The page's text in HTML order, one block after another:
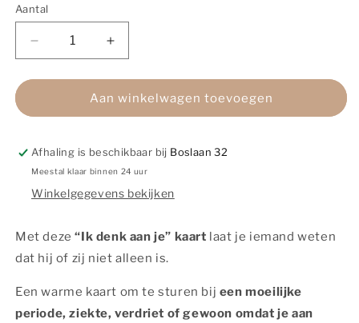
Aantal
Aantal
Aantal
verlagen
voor
|
Goudfolie
|
denk
je
Aantal
verhogen
voor
Kaart
|
Goudfolie
denk
je
Aan winkelwagen toevoegen
Afhaling is beschikbaar bij Boslaan 32
Meestal klaar binnen 24 uur
Winkelgegevens bekijken
Met deze“Ik denk aan je” kaart laat je iemand weten
dat hij of zij niet alleen is.
Een warme kaart om te sturen bij een moeilijke
periode, ziekte, verdriet of gewoon omdat je aan